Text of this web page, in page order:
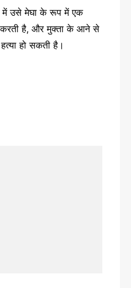
में उसे मेघा के रूप में एक
करती है, और मुक्ता के आने से
हो सकती है।